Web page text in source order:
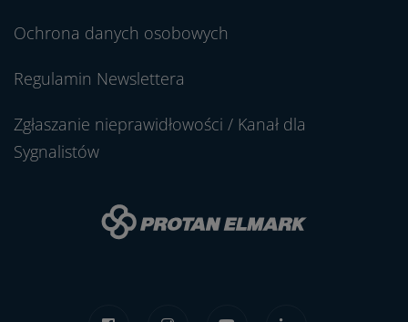
Ochrona danych osobowych
Regulamin Newslettera
Zgłaszanie nieprawidłowości / Kanał dla
Sygnalistów